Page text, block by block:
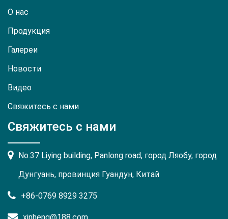
О нас
Продукция
Галереи
Новости
Видео
Свяжитесь с нами
Свяжитесь с нами
No.37 Liying building, Panlong road, город Ляобу, город
Дунгуань, провинция Гуандун, Китай
+86-0769 8929 3275